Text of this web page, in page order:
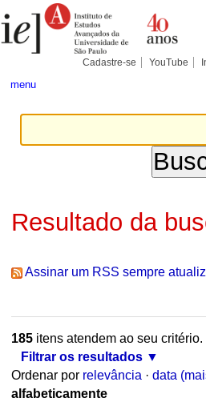
para
conteúdo.
Pessoais
Cadastre-se YouTube
menu
Resultado da
Assinar um RSS sempre
185itens atendem ao seu critério.
Filtrar os resultados
Ordenar por relevância · data
alfabeticamente